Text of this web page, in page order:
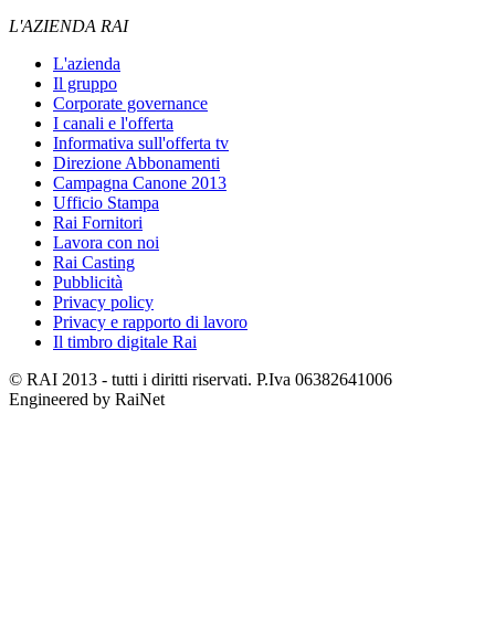
L'AZIENDA RAI
L'azienda
Il gruppo
Corporate governance
I canali e l'offerta
Informativa sull'offerta tv
Direzione Abbonamenti
Campagna Canone 2013
Ufficio Stampa
Rai Fornitori
Lavora con noi
Rai Casting
Pubblicità
Privacy policy
Privacy e rapporto di lavoro
Il timbro digitale Rai
© RAI 2013 - tutti i diritti riservati. P.Iva 06382641006
Engineered by RaiNet